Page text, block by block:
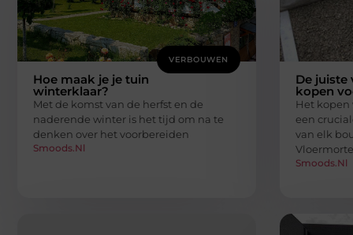
VERBOUWEN
Hoe maak je je tuin
winterklaar?
Met de komst van de herfst en de
naderende winter is het tijd om na te
denken over het voorbereiden
Smoods.nl
De juiste
kopen
Het kopen
een
van elk
Smoods.nl